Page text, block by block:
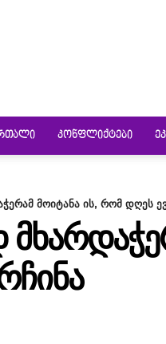
ᲙᲝᲜᲤᲚᲘᲥᲢᲔᲑᲘ
მოიტანა ის, რომ დღეს